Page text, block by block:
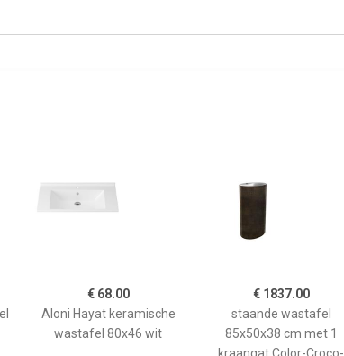
€ 68.00
Aloni Hayat keramische
wastafel 80x46 wit
€ 1837.00
staande wastafel
85x50x38 cm met 1